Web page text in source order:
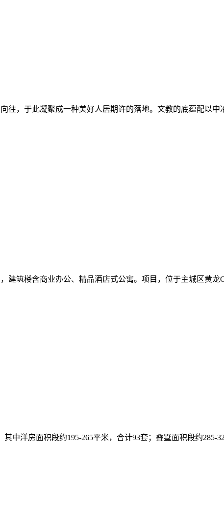
往，于此凝聚成一种美好人居期许的落地。文教的底蕴配以中
建筑楼含商业办公、精品酒店式公寓。项目，位于主城区黄龙
中洋房面积段约195-265平米，合计93套；叠墅面积段约285-